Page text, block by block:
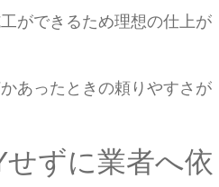
ができるため理想の仕上が
あったときの頼りやすさが
ずに業者へ依